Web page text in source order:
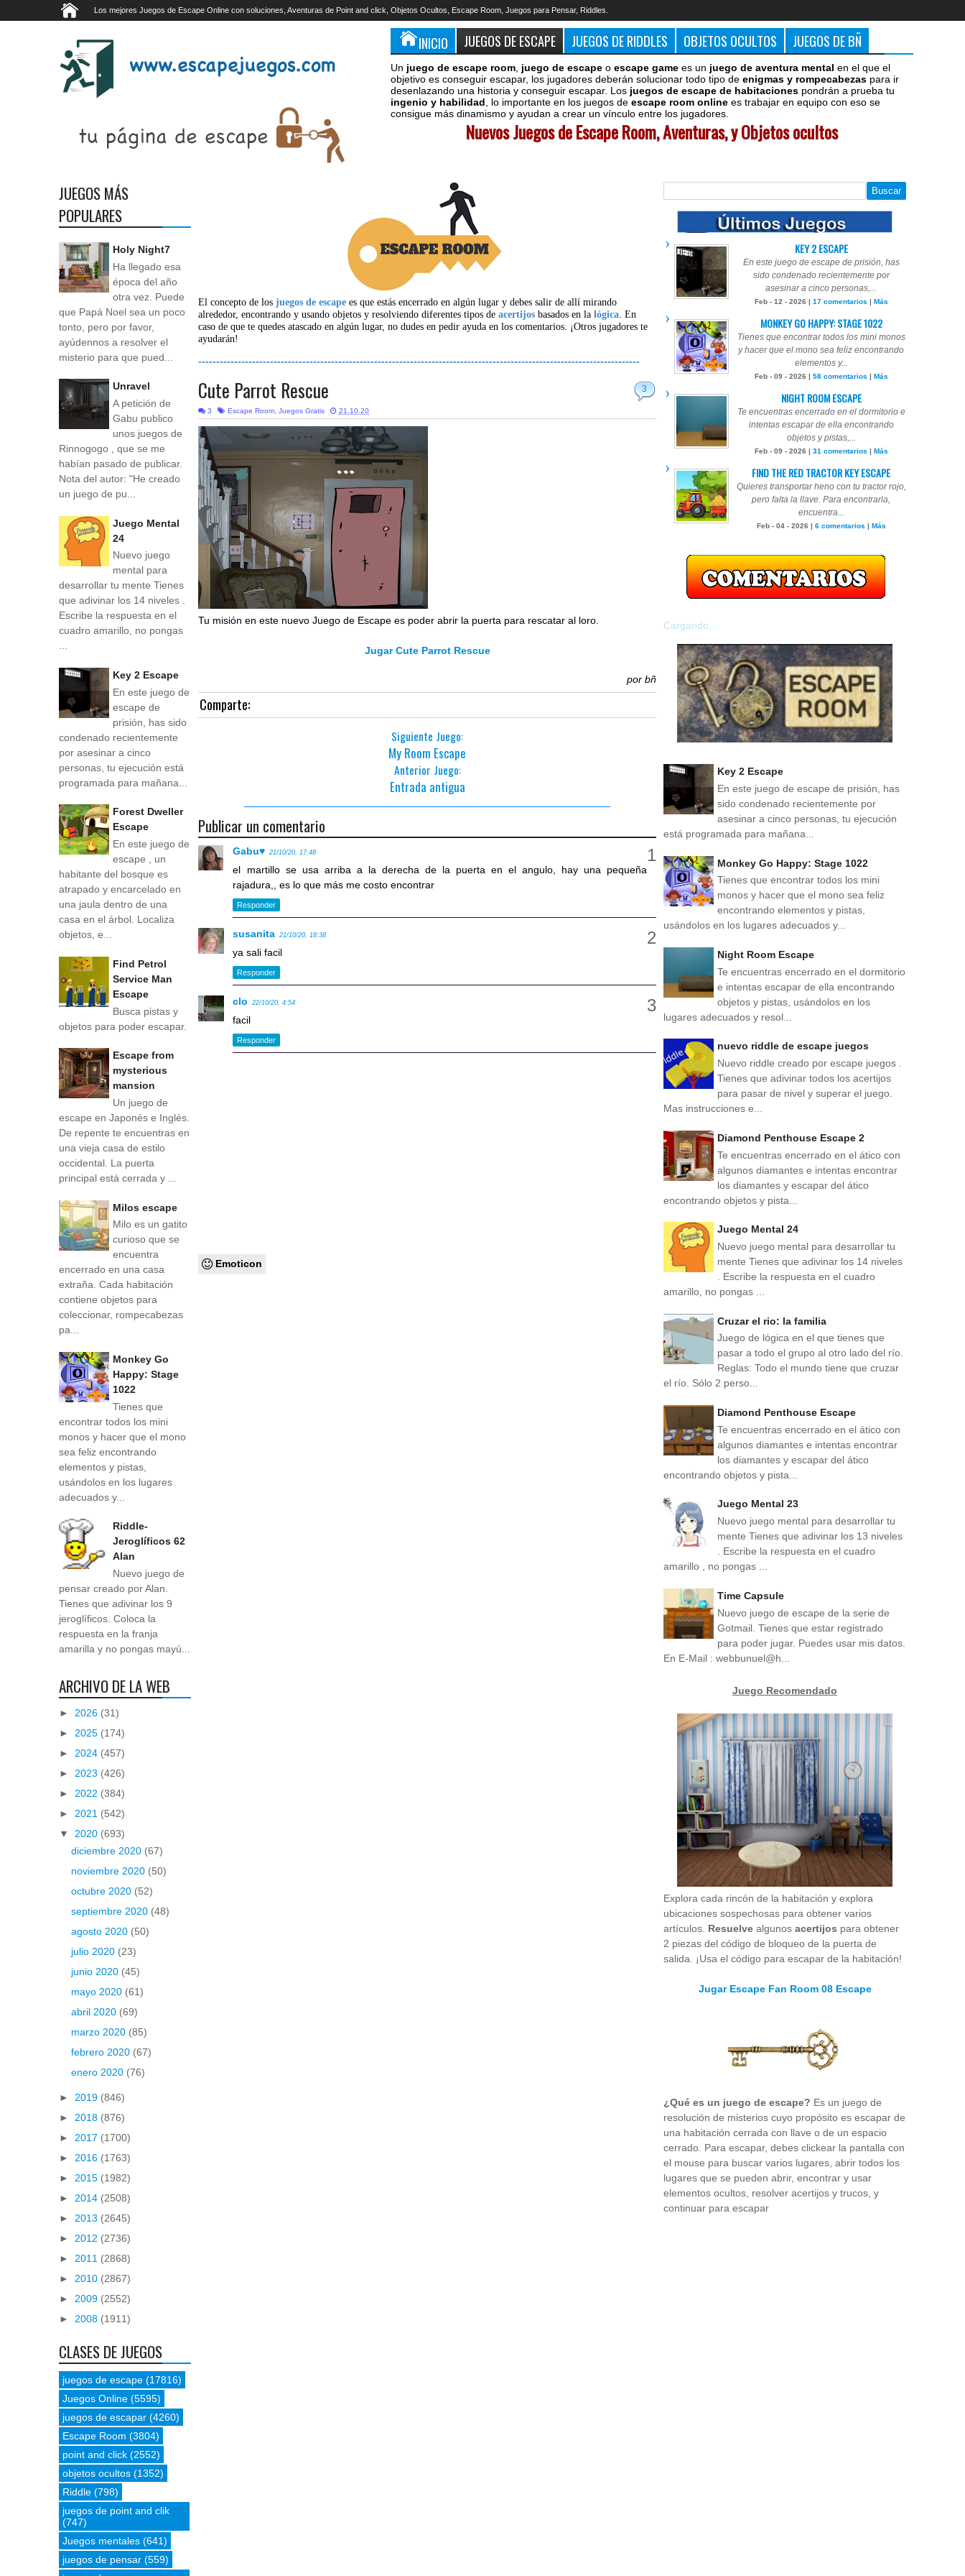
Los mejores Juegos de Escape Online con soluciones, Aventuras de Point and click, Objetos Ocultos, Escape Room, Juegos para Pensar, Riddles.
INICIO JUEGOS DE ESCAPE JUEGOS DE RIDDLES OBJETOS OCULTOS JUEGOS DE BÑ
Un juego de escape room juego de escape o escape game es un juego de aventura mental en el que el
objetivo es conseguir escapar, los jugadores deberán solucionar todo tipo de enigmas y rompecabezas para ir
desenlazando una historia y conseguir escapar. Los juegos de escape de habitaciones pondrán a prueba tu
ingenio y habilidad , lo importante en los juegos de escape room online es trabajar en equipo con eso se
consigue más dinamismo y ayudan a crear un vínculo entre los jugadores.
Nuevos Juegos de Escape Room, Aventuras, y Objetos ocultos
El concepto de losjuegos de escape es que estás encerrado en algún lugar y debes salir de allí mirando
alrededor, encontrando y usando objetos y resolviendo diferentes tipos deacertijos basados en lalógica. En
caso de que te quedes atascado en algún lugar, no dudes en pedir ayuda en los comentarios. ¡Otros jugadores te
ayudarán!
---------------------------------------------------------------------------------------------------------------------------
3
Cute Parrot Rescue
3 Escape Room Juegos Gratis 21.10.20
Tu misión en este nuevo Juego de Escape es poder abrir la puerta para rescatar al loro.
Jugar Cute Parrot Rescue
por bñ
Comparte:
Siguiente Juego:
My Room Escape
Anterior Juego:
Entrada antigua
Publicar un comentario
Gabu♥ 21/10/20, 17:48
el martillo se usa arriba a la derecha de la puerta en el angulo, hay una pequeña
rajadura,, es lo que más me costo encontrar
Responder
susanita 21/10/20, 18:38
ya sali facil
Responder
clo 22/10/20, 4:54
facil
Responder
Emoticon
JUEGOS MÁS
POPULARES
Holy Night7
Ha llegado esa
época del año
otra vez. Puede
que Papá Noel sea un poco
tonto, pero por favor,
ayúdennos a resolver el
misterio para que pued...
Unravel
A petición de
Gabu publico
unos juegos de
Rinnogogo , que se me
habían pasado de publicar.
Nota del autor: "He creado
un juego de pu...
Juego Mental
24
Nuevo juego
mental para
desarrollar tu mente Tienes
que adivinar los 14 niveles .
Escribe la respuesta en el
cuadro amarillo, no pongas
...
Key 2 Escape
En este juego de
escape de
prisión, has sido
condenado recientemente
por asesinar a cinco
personas, tu ejecución está
programada para mañana...
Forest Dweller
Escape
En este juego de
escape , un
habitante del bosque es
atrapado y encarcelado en
una jaula dentro de una
casa en el árbol. Localiza
objetos, e...
Find Petrol
Service Man
Escape
Busca pistas y
objetos para poder escapar.
Escape from
mysterious
mansion
Un juego de
escape en Japonés e Inglés.
De repente te encuentras en
una vieja casa de estilo
occidental. La puerta
principal está cerrada y ...
Milos escape
Milo es un gatito
curioso que se
encuentra
encerrado en una casa
extraña. Cada habitación
contiene objetos para
coleccionar, rompecabezas
pa...
Monkey Go
Happy: Stage
1022
Tienes que
encontrar todos los mini
monos y hacer que el mono
sea feliz encontrando
elementos y pistas,
usándolos en los lugares
adecuados y...
Riddle-
Jeroglíficos 62
Alan
Nuevo juego de
pensar creado por Alan.
Tienes que adivinar los 9
jeroglíficos. Coloca la
respuesta en la franja
amarilla y no pongas mayú...
ARCHIVO DE LA WEB
► 2026 (31)
► 2025 (174)
► 2024 (457)
► 2023 (426)
► 2022 (384)
► 2021 (542)
▼ 2020 (693)
diciembre 2020 (67)
noviembre 2020 (50)
octubre 2020 (52)
septiembre 2020 (48)
agosto 2020 (50)
julio 2020 (23)
junio 2020 (45)
mayo 2020 (61)
abril 2020 (69)
marzo 2020 (85)
febrero 2020 (67)
enero 2020 (76)
► 2019 (846)
► 2018 (876)
► 2017 (1700)
► 2016 (1763)
► 2015 (1982)
► 2014 (2508)
► 2013 (2645)
► 2012 (2736)
► 2011 (2868)
► 2010 (2867)
► 2009 (2552)
► 2008 (1911)
CLASES DE JUEGOS
juegos de escape (17816)
Juegos Online (5595)
juegos de escapar (4260)
Escape Room (3804)
point and click (2552)
objetos ocultos (1352)
Riddle (798)
juegos de point and clik
(747)
Juegos mentales (641)
juegos de pensar (559)
KEY 2 ESCAPE
En este juego de escape de prisión, has
sido condenado recientemente por
asesinar a cinco personas,...
Feb - 12 - 2026 | 17 comentarios | Más
MONKEY GO HAPPY: STAGE 1022
Tienes que encontrar todos los mini monos
y hacer que el mono sea feliz encontrando
elementos y...
Feb - 09 - 2026 | 58 comentarios | Más
NIGHT ROOM ESCAPE
Te encuentras encerrado en el dormitorio e
intentas escapar de ella encontrando
objetos y pistas,...
Feb - 09 - 2026 | 31 comentarios | Más
FIND THE RED TRACTOR KEY ESCAPE
Quieres transportar heno con tu tractor rojo,
pero falta la llave. Para encontrarla,
encuentra...
Feb - 04 - 2026 | 6 comentarios | Más
Cargando...
Key 2 Escape
En este juego de escape de prisión, has
sido condenado recientemente por
asesinar a cinco personas, tu ejecución
está programada para mañana...
Monkey Go Happy: Stage 1022
Tienes que encontrar todos los mini
monos y hacer que el mono sea feliz
encontrando elementos y pistas,
usándolos en los lugares adecuados y...
Night Room Escape
Te encuentras encerrado en el dormitorio
e intentas escapar de ella encontrando
objetos y pistas, usándolos en los
lugares adecuados y resol...
nuevo riddle de escape juegos
Nuevo riddle creado por escape juegos .
Tienes que adivinar todos los acertijos
para pasar de nivel y superar el juego.
Mas instrucciones e...
Diamond Penthouse Escape 2
Te encuentras encerrado en el ático con
algunos diamantes e intentas encontrar
los diamantes y escapar del ático
encontrando objetos y pista...
Juego Mental 24
Nuevo juego mental para desarrollar tu
mente Tienes que adivinar los 14 niveles
. Escribe la respuesta en el cuadro
amarillo, no pongas ...
Cruzar el rio: la familia
Juego de lógica en el que tienes que
pasar a todo el grupo al otro lado del río.
Reglas: Todo el mundo tiene que cruzar
el río. Sólo 2 perso...
Diamond Penthouse Escape
Te encuentras encerrado en el ático con
algunos diamantes e intentas encontrar
los diamantes y escapar del ático
encontrando objetos y pista...
Juego Mental 23
Nuevo juego mental para desarrollar tu
mente Tienes que adivinar los 13 niveles
. Escribe la respuesta en el cuadro
amarillo , no pongas ...
Time Capsule
Nuevo juego de escape de la serie de
Gotmail. Tienes que estar registrado
para poder jugar. Puedes usar mis datos.
En E-Mail : webbunuel@h...
Juego Recomendado
Explora cada rincón de la habitación y explora
ubicaciones sospechosas para obtener varios
artículos. Resuelve algunos acertijos para obtener
2 piezas del código de bloqueo de la puerta de
salida. ¡Usa el código para escapar de la habitación!
Jugar Escape Fan Room 08 Escape
¿Qué es un juego de escape? Es un juego de
resolución de misterios cuyo propósito es escapar de
una habitación cerrada con llave o de un espacio
cerrado. Para escapar, debes clickear la pantalla con
el mouse para buscar varios lugares, abrir todos los
lugares que se pueden abrir, encontrar y usar
elementos ocultos, resolver acertijos y trucos, y
continuar para escapar